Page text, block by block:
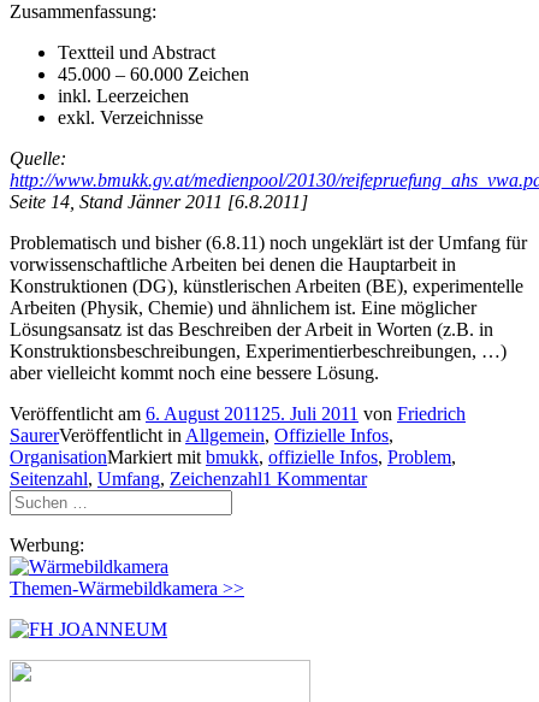
Zusammenfassung:
Textteil und Abstract
45.000 – 60.000 Zeichen
inkl. Leerzeichen
exkl. Verzeichnisse
Quelle:
http://www.bmukk.gv.at/medienpool/20130/
Seite 14, Stand Jänner 2011 [6.8.2011]
Problematisch und bisher (6.8.11) noch ungeklärt ist der Umfang für
vorwissenschaftliche Arbeiten bei denen die Hauptarbeit in
Konstruktionen (DG), künstlerischen Arbeiten (BE), experimentelle
Arbeiten (Physik, Chemie) und ähnlichem ist. Eine möglicher
Lösungsansatz ist das Beschreiben der Arbeit in Worten (z.B. in
Konstruktionsbeschreibungen, Experimentierbeschreibungen, …)
aber vielleicht kommt noch eine bessere Lösung.
Veröffentlicht am 6. August 201125. Juli 2011 von Friedrich
SaurerVeröffentlicht inAllgemein, Offizielle Infos,
OrganisationMarkiert mitbmukk, offizielle Infos, Problem,
Seitenzahl, Umfang, Zeichenzahl1 Kommentar
Suchen
nach:
Werbung:
Themen-Wärmebildkamera >>